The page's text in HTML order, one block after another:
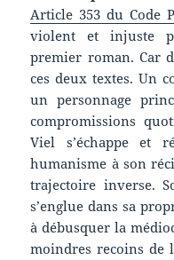
Article 353 du Code
violent et injuste
premier roman. Car
ces deux textes. Un
un personnage
compromissions
Viel s’échappe et
humanisme à son
trajectoire inverse.
s’englue dans sa
à débusquer la
moindres recoins de